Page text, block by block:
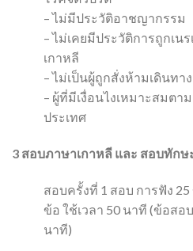
– ไม่มีประวัติอาชญากรรม
– ไม่เคยมีประวัติการถูกเน
เกาหลี
– ไม่เป็นผู้ถูกสั่งห้ามเดินทา
– ผู้ที่มีเงื่อนไงเหมาะสมต
ประเทศ
3 สอบภาษาเกาหลี และ สอบทักษ
สอบครั้งที่ 1 สอบ การฟัง
ข้อ ใช้เวลา 50 นาที (ข้อส
นาที)